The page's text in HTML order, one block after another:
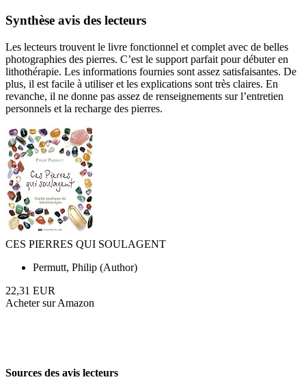
Synthèse avis des lecteurs
Les lecteurs trouvent le livre fonctionnel et complet avec de belles
photographies des pierres. C’est le support parfait pour débuter en
lithothérapie. Les informations fournies sont assez satisfaisantes. De
plus, il est facile à utiliser et les explications sont très claires. En
revanche, il ne donne pas assez de renseignements sur l’entretien
personnels et la recharge des pierres.
CES PIERRES QUI SOULAGENT
Permutt, Philip (Author)
22,31 EUR
Acheter sur Amazon
Sources des avis lecteurs